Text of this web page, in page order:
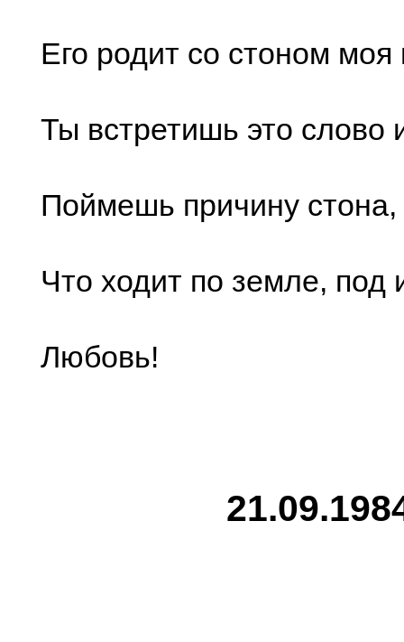
Его родит со стоном
Ты встретишь это слово
Поймешь причину стона,
Что ходит по земле,
Любовь!